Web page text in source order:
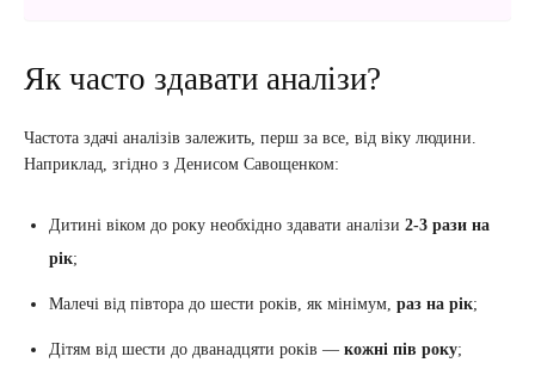
Як часто здавати аналізи?
Частота здачі аналізів залежить, перш за все, від віку людини.
Наприклад, згідно з Денисом Савощенком:
Дитині віком до року необхідно здавати аналізи 2-3 рази на
рік;
Малечі від півтора до шести років, як мінімум, раз на рік;
Дітям від шести до дванадцяти років — кожні пів року;